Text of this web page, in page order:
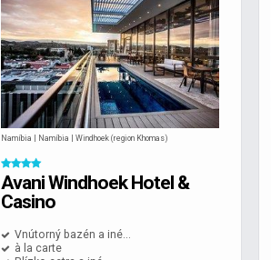
Namíbia | Namíbia | Windhoek (region Khomas)
Avani Windhoek Hotel &
Casino
Vnútorný bazén a iné...
à la carte